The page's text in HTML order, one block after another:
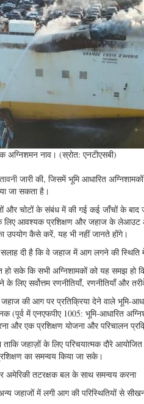
अग्निशमन नाव। (स्रोत: एनटीएसबी)
जारी की, जिसमें भूमि आधारित
जा सकता है।
और चोटों के संबंध में की गई कई जाँचों के
आवश्यक प्रशिक्षण और जहाज के लेआउट और
उपयोग कैसे करें, यह भी नहीं जानते होंगे।
सलाह दी है कि वे जहाज में आग लगने की
हो सके कि सभी अग्निशामकों को यह समझ
सर्वोत्तम रणनीतियाँ, रणनीतियाँ और
की आग पर प्रतिक्रिया देने वाले भूमि-
(पूर्व में एनएफपीए 1005: भूमि-आधारित
और एक प्रशिक्षण योजना और परिचालन
ताकि जहाज़ों के लिए परिचयात्मक दौरे
का समन्वय किया जा सके।
अमेरिकी तटरक्षक बल के साथ समन्वय करना
जहाजों में लगी आग की परिस्थितियों से